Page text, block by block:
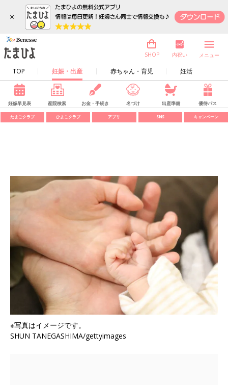
×
TOP 妊娠・出産 赤ちゃん・育児 妊活
SHOP 内祝い メニュー
妊娠早見表 産院検索 お金・手続き 名づけ 出産準備 優待パス
たまごクラブ ひよこクラブ アプリ SNS キャンペーン
※写真はイメージです。
SHUN TANEGASHIMA/gettyimages